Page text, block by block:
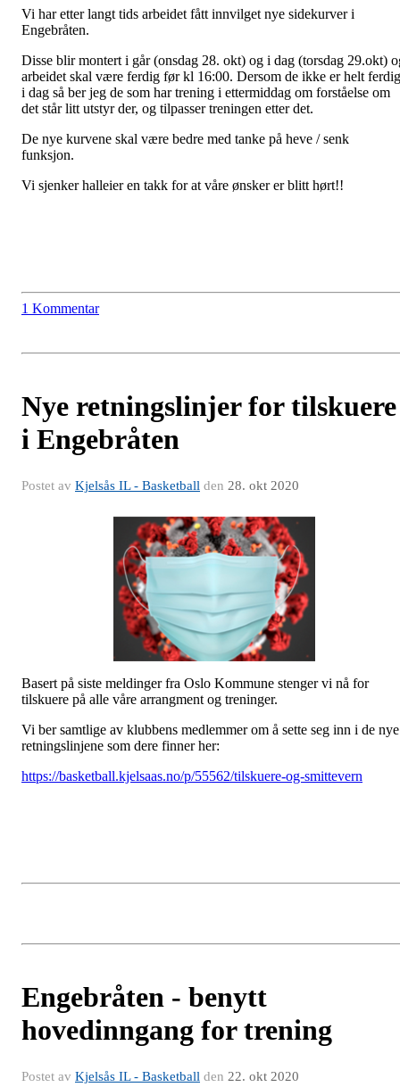
Vi har etter langt tids arbeidet fått innvilget nye sidekurver i
Engebråten.
Disse blir montert i går (onsdag 28. okt) og i dag (torsdag 29.okt)
arbeidet skal være ferdig før kl 16:00. Dersom de ikke er helt ferdig
i dag så ber jeg de som har trening i ettermiddag om forståelse om
det står litt utstyr der, og tilpasser treningen etter det.
De nye kurvene skal være bedre med tanke på heve / senk
funksjon.
Vi sjenker halleier en takk for at våre ønsker er blitt hørt!!
1 Kommentar
Nye retningslinjer for tilskuere
i Engebråten
Postet av Kjelsås IL - Basketball den 28. okt 2020
Basert på siste meldinger fra Oslo Kommune stenger vi nå for
tilskuere på alle våre arrangment og treninger.
Vi ber samtlige av klubbens medlemmer om å sette seg inn i de nye
retningslinjene som dere finner her:
https://basketball.kjelsaas.no/p/55562/tilskuere-og-smittevern
Engebråten - benytt
hovedinngang for trening
Postet av Kjelsås IL - Basketball den 22. okt 2020